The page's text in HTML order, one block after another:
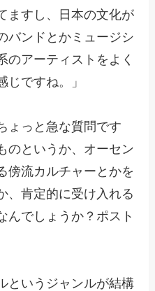
ますし、日本の文化が
バンドとかミュージシ
のアーティストをよく
じですね。」
ょっと急な質問です
のというか、オーセン
傍流カルチャーとかを
、肯定的に受け入れる
んでしょうか？ポスト
というジャンルが結構